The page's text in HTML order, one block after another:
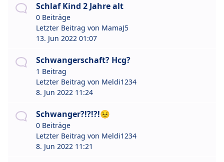
Schlaf Kind 2 Jahre alt
0 Beiträge
Letzter Beitrag von MamaJ5
13. Jun 2022 01:07
Schwangerschaft? Hcg?
1 Beitrag
Letzter Beitrag von Meldi1234
8. Jun 2022 11:24
Schwanger?!?!?!😣
0 Beiträge
Letzter Beitrag von Meldi1234
8. Jun 2022 11:21